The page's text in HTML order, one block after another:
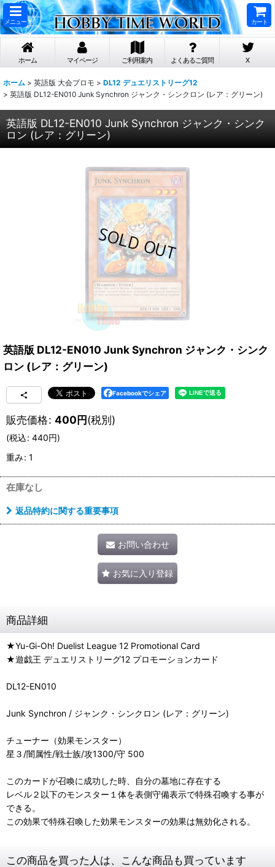
メニュー カート
ホーム マイページ ご利用案内 よくあるご質問 X
ホーム > 英語版 大会プロモ > DL12 デュエリストリーグ12
> 英語版 DL12-EN010 Junk Synchron ジャンク・シンクロン (レア：グリーン)
英語版 DL12-EN010 Junk Synchron ジャンク・シンク
ロン (レア：グリーン)
英語版 DL12-EN010 Junk Synchron ジャンク・シンク
ロン (レア：グリーン)
Facebookでシェア
販売価格: 400円(税別)
(税込: 440円)
重み: 1
在庫なし
返品特約に関する重要事項
お問い合わせ
お気に入り登録
商品詳細
★Yu-Gi-Oh! Duelist League 12 Promotional Card
★遊戯王 デュエリストリーグ12 プロモーションカード
DL12-EN010
Junk Synchron / ジャンク・シンクロン (レア：グリーン)
チューナー（効果モンスター）
星３/闇属性/戦士族/攻1300/守 500
このカードが召喚に成功した時、自分の墓地に存在する
レベル２以下のモンスター１体を表側守備表示で特殊召喚する事が
できる。
この効果で特殊召喚した効果モンスターの効果は無効化される。
この商品を買った人は、こんな商品も買っています